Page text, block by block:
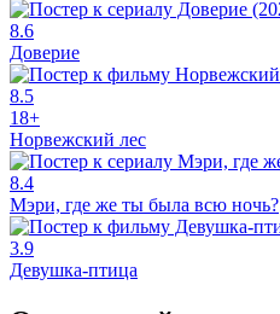
8.6
Доверие
8.5
18+
Норвежский лес
8.4
Мэри, где же ты была всю ночь?
3.9
Девушка-птица